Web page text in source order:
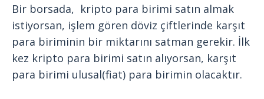
Bir borsada, kripto para birimi satın almak
istiyorsan, işlem gören döviz çiftlerinde karşıt
para biriminin bir miktarını satman gerekir. İlk
kez kripto para birimi satın alıyorsan, karşıt
para birimi ulusal(fiat) para birimin olacaktır.